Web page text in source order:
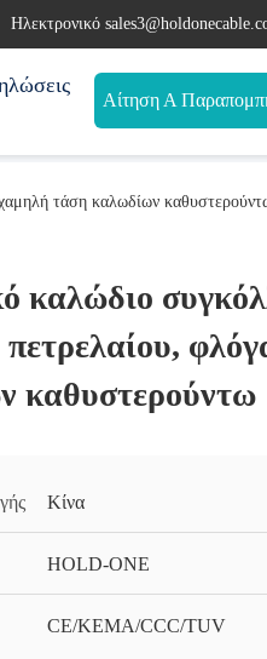
Ηλεκτρονικό
Αίτηση Α
τάση καλωδίων
καλώδιο
πετρελαίου,
καθυστερούντω
Κίνα
HOLD-ONE
CE/KEMA/CCC/TUV